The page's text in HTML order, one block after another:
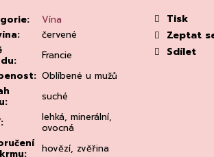
:
Vína
:
červené
:
Francie
: Oblíbené u mužů
:
suché
:
lehká, minerální,
ovocná
:
hovězí, zvěřina
Tisk
Zeptat
Sdílet